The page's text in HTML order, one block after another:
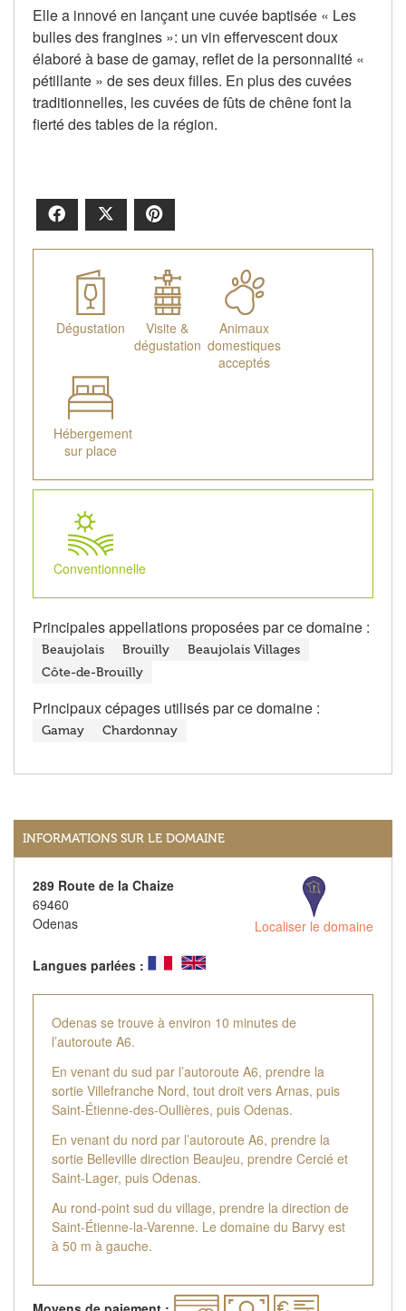
Elle a innové en lançant une cuvée baptisée « Les
bulles des frangines »: un vin effervescent doux
élaboré à base de gamay, reflet de la personnalité «
pétillante » de ses deux filles. En plus des cuvées
traditionnelles, les cuvées de fûts de chêne font la
fierté des tables de la région.
Facebook
Dégustation
Visite &
dégustation
Animaux
domestiques
acceptés
Hébergement
sur place
Conventionnelle
Principales appellations proposées par ce domaine :
Beaujolais Brouilly
Beaujolais Villages
Côte-de-Brouilly
Principaux cépages utilisés par ce domaine :
Gamay Chardonnay
INFORMATIONS SUR LE DOMAINE
289 Route de la Chaize
69460
Odenas
Localiser le domaine
Langues parlées :
Odenas se trouve à environ 10 minutes de
l’autoroute A6.
En venant du sud par l’autoroute A6, prendre la
sortie Villefranche Nord, tout droit vers Arnas, puis
Saint-Étienne-des-Oullières, puis Odenas.
En venant du nord par l’autoroute A6, prendre la
sortie Belleville direction Beaujeu, prendre Cercié et
Saint-Lager, puis Odenas.
Au rond-point sud du village, prendre la direction de
Saint-Étienne-la-Varenne. Le domaine du Barvy est
à 50 m à gauche.